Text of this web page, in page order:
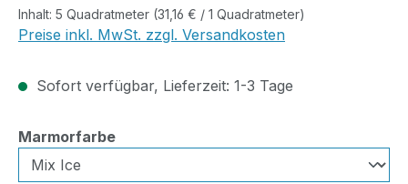
Inhalt: 5 Quadratmeter (31,16 € / 1 Quadratmeter)
Preise inkl. MwSt. zzgl. Versandkosten
Sofort verfügbar, Lieferzeit: 1-3 Tage
Marmorfarbeauswählen